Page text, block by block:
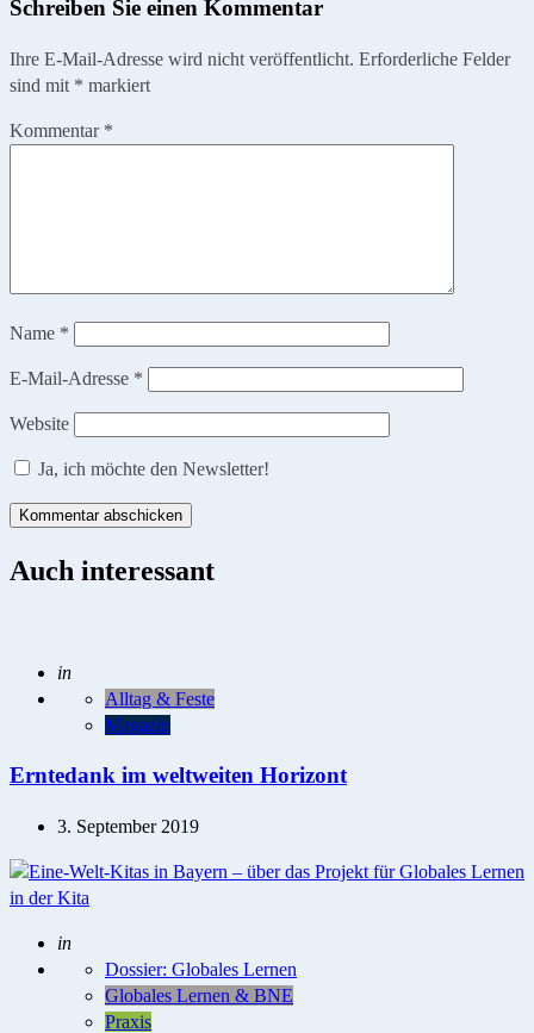
Schreiben Sie einen Kommentar
Ihre E-Mail-Adresse wird nicht veröffentlicht. Erforderliche Felder
sind mit * markiert
Kommentar *
Name *
E-Mail-Adresse *
Website
Ja, ich möchte den Newsletter!
Auch interessant
Posted
in
Alltag & Feste
Magazin
Erntedank im weltweiten Horizont
3. September 2019
Posted
in
Dossier: Globales Lernen
Globales Lernen & BNE
Praxis